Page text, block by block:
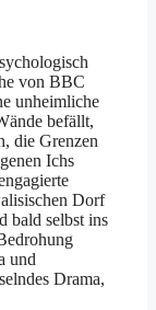
von BBC
unheimliche
befällt,
die Grenzen
Ichs
Dorf
bald selbst ins
und
Drama,